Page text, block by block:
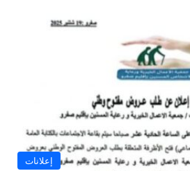
إعلانات